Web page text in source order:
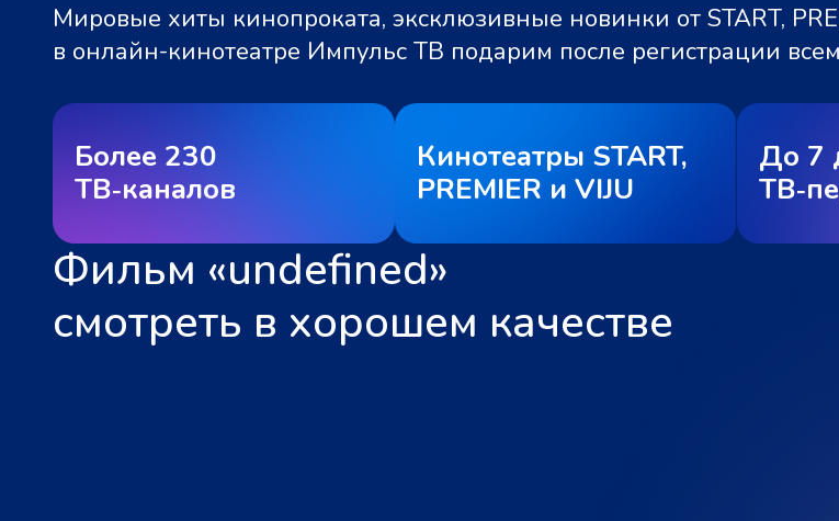
Мировые хиты кинопроката, эксклюзивные новинки от START,
в онлайн-кинотеатре Импульс ТВ подарим после регистрации
Более 230
ТВ‑каналов
Кинотеатры START,
PREMIER и VIJU
До 7
Фильм «undefined»
смотреть в хорошем качестве